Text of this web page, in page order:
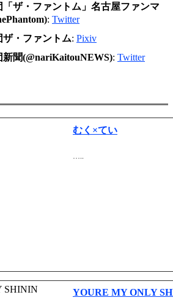
ザ・ファントム」名古屋ファンマ
: Twitter
・ファントム: Pixiv
聞(@nariKaitouNEWS): Twitter
むく×てい
…..
YOURE MY ONLY